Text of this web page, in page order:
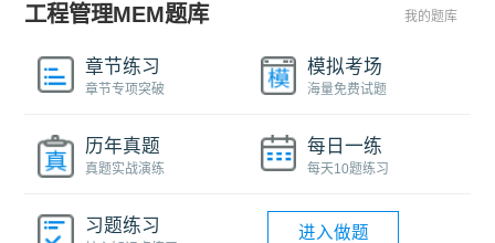
工程管理MEM题库 我的题库
章节练习
章节专项突破
模拟考场
海量免费试题
历年真题
真题实战演练
每日一练
每天10题练习
习题练习 进入做题